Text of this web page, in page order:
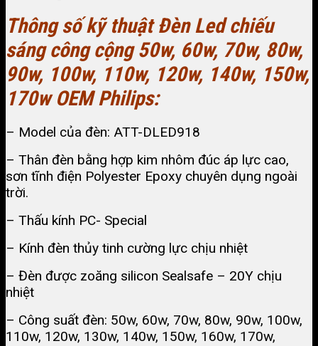
Thông số kỹ thuật Đèn Led chiếu
sáng công cộng 50w, 60w, 70w, 80w,
90w, 100w, 110w, 120w, 140w, 150w,
170w OEM Philips:
– Model của đèn: ATT-DLED918
– Thân đèn bằng hợp kim nhôm đúc áp lực cao,
sơn tĩnh điện Polyester Epoxy chuyên dụng ngoài
trời.
– Thấu kính PC- Special
– Kính đèn thủy tinh cường lực chịu nhiệt
– Đèn được zoăng silicon Sealsafe – 20Y chịu
nhiệt
– Công suất đèn: 50w, 60w, 70w, 80w, 90w, 100w,
110w, 120w, 130w, 140w, 150w, 160w, 170w,